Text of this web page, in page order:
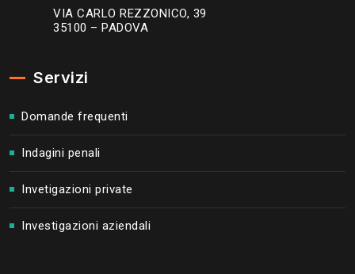
VIA CARLO REZZONICO, 39
35100 – PADOVA
Servizi
Domande frequenti
Indagini penali
Invetigazioni private
Investigazioni aziendali